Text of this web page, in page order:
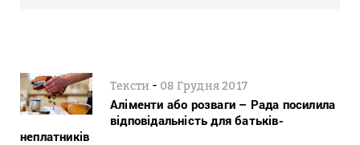
Тексти - 08 Грудня 2017
Аліменти або розваги – Рада посилила
відповідальність для батьків-
неплатників